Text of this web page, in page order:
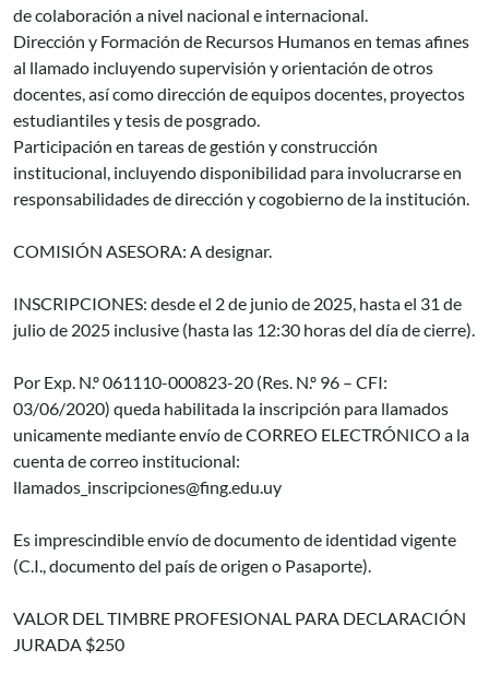
de colaboración a nivel nacional e internacional.
Dirección y Formación de Recursos Humanos en temas afines
al llamado incluyendo supervisión y orientación de otros
docentes, así como dirección de equipos docentes, proyectos
estudiantiles y tesis de posgrado.
Participación en tareas de gestión y construcción
institucional, incluyendo disponibilidad para involucrarse en
responsabilidades de dirección y cogobierno de la institución.
COMISIÓN ASESORA: A designar.
INSCRIPCIONES: desde el 2 de junio de 2025, hasta el 31 de
julio de 2025 inclusive (hasta las 12:30 horas del día de cierre).
Por Exp. N.º 061110-000823-20 (Res. N.º 96 – CFI:
03/06/2020) queda habilitada la inscripción para llamados
unicamente mediante envío de CORREO ELECTRÓNICO a la
cuenta de correo institucional:
llamados_inscripciones@fing.edu.uy
Es imprescindible envío de documento de identidad vigente
(C.I., documento del país de origen o Pasaporte).
VALOR DEL TIMBRE PROFESIONAL PARA DECLARACIÓN
JURADA $250